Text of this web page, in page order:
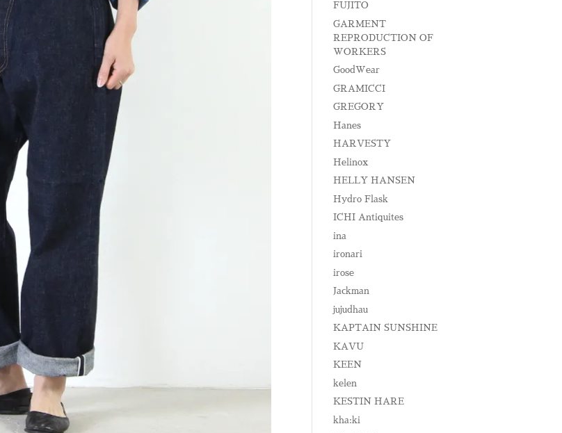
FUJITO
GARMENT
REPRODUCTION OF
WORKERS
GoodWear
GRAMICCI
GREGORY
Hanes
HARVESTY
Helinox
HELLY HANSEN
Hydro Flask
ICHI Antiquites
ina
ironari
irose
Jackman
jujudhau
KAPTAIN SUNSHINE
KAVU
KEEN
kelen
KESTIN HARE
kha:ki